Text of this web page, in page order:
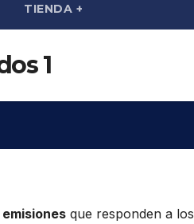
TIENDA +
1
emisiones que responden a